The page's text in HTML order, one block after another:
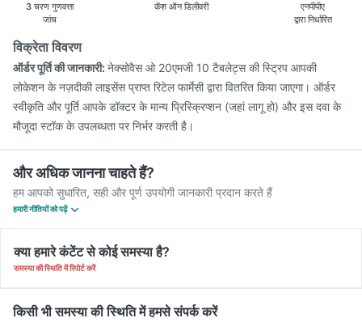
3 चरण गुणवत्ता
जांच
कॅश ऑन डिलीवरी
एनपीपीए
द्वारा निर्धारित
विक्रेता विवरण
ऑर्डर पूर्ति की जानकारी:नेक्सोवैस ओ 20एमजी 10 टैबलेट्स की स्ट्रिप आपकी
लोकेशन के नज़दीकी लाइसेंस प्राप्त रिटेल फार्मेसी द्वारा वितरित किया जाएगा। ऑर्डर
स्वीकृति और पूर्ति आपके डॉक्टर के मान्य प्रिस्क्रिप्शन (जहां लागू हो) और इस दवा के
मौजूदा स्टॉक के उपलब्धता पर निर्भर करती है।
और अधिक जानना चाहते हैं?
हम आपको सुधारित, सही और पूर्ण उपयोगी जानकारी प्रदान करते हैं
हमारी नीतियों को पढ़ें
क्या हमारे कंटेंट से कोई समस्या है?
समस्या की स्थिति में रिपोर्ट करें
किसी भी समस्या की स्थिति में हमसे संपर्क करें